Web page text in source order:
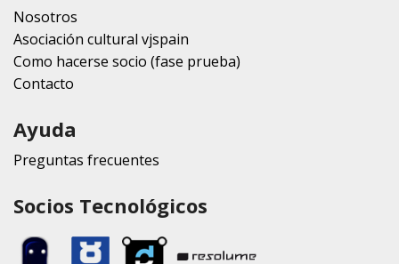
Nosotros
Asociación cultural vjspain
Como hacerse socio (fase prueba)
Contacto
Ayuda
Preguntas frecuentes
Socios Tecnológicos